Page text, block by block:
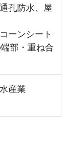
孔防水、屋
ーンシート
部・重ね合
産業